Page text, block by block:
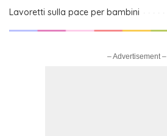
Lavoretti sulla pace per bambini
– Advertisement –